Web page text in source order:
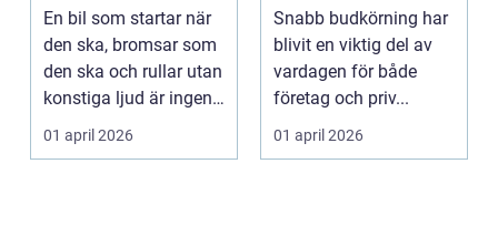
runt
En bil som startar när
den ska, bromsar som
den ska och rullar utan
konstiga ljud är ingen
självklar...
01 april 2026
väljer företag och
privatpersoner rätt
lösning
Snabb budkörning har
blivit en viktig del av
vardagen för både
företag och priv...
01 april 2026